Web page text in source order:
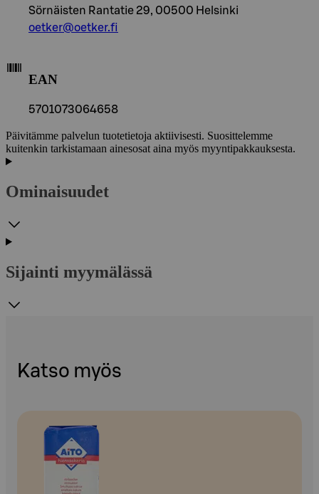
Sörnäisten Rantatie 29, 00500 Helsinki
oetker@oetker.fi
EAN
5701073064658
Päivitämme palvelun tuotetietoja aktiivisesti. Suosittelemme
kuitenkin tarkistamaan ainesosat aina myös myyntipakkauksesta.
Ominaisuudet
Sijainti myymälässä
Katso myös